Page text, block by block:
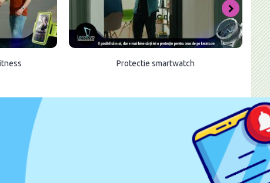
Protectie smartwatch